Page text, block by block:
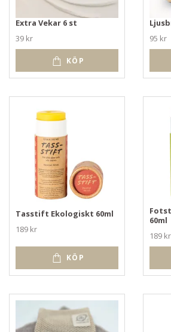
Extra Vekar 6 st
39 kr
KÖP
95 kr
Tasstift Ekologiskt 60ml
189 kr
KÖP
60ml
189 kr